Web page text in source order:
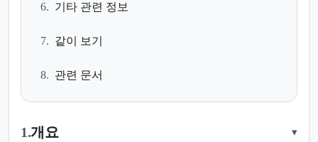
6. 기타 관련 정보
7. 같이 보기
8. 관련 문서
1.개요 ▾